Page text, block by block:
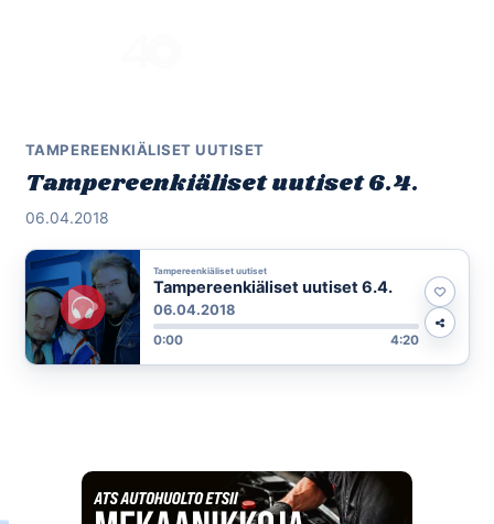
TAMPEREENKIÄLISET UUTISET
Tampereenkiäliset uutiset 6.4.
06.04.2018
Tampereenkiäliset uutiset
Tampereenkiäliset uutiset 6.4.
06.04.2018
0:00 4:20